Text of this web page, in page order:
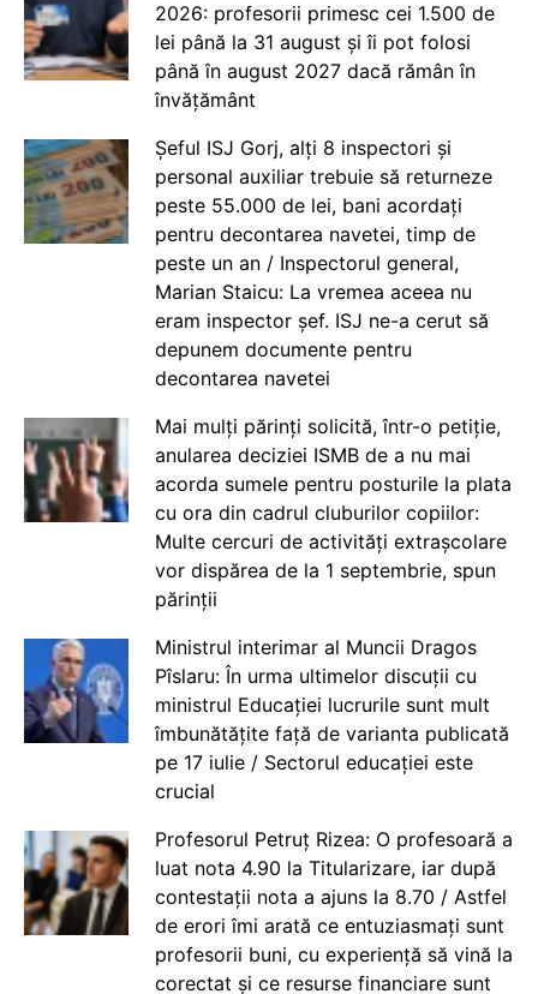
2026: profesorii primesc cei 1.500 de
lei până la 31 august și îi pot folosi
până în august 2027 dacă rămân în
învățământ
Șeful ISJ Gorj, alți 8 inspectori și
personal auxiliar trebuie să returneze
peste 55.000 de lei, bani acordați
pentru decontarea navetei, timp de
peste un an / Inspectorul general,
Marian Staicu: La vremea aceea nu
eram inspector șef. ISJ ne-a cerut să
depunem documente pentru
decontarea navetei
Mai mulți părinți solicită, într-o petiție,
anularea deciziei ISMB de a nu mai
acorda sumele pentru posturile la plata
cu ora din cadrul cluburilor copiilor:
Multe cercuri de activități extrașcolare
vor dispărea de la 1 septembrie, spun
părinții
Ministrul interimar al Muncii Dragos
Pîslaru: În urma ultimelor discuții cu
ministrul Educației lucrurile sunt mult
îmbunătățite față de varianta publicată
pe 17 iulie / Sectorul educației este
crucial
Profesorul Petruț Rizea: O profesoară a
luat nota 4.90 la Titularizare, iar după
contestații nota a ajuns la 8.70 / Astfel
de erori îmi arată ce entuziasmați sunt
profesorii buni, cu experiență să vină la
corectat și ce resurse financiare sunt